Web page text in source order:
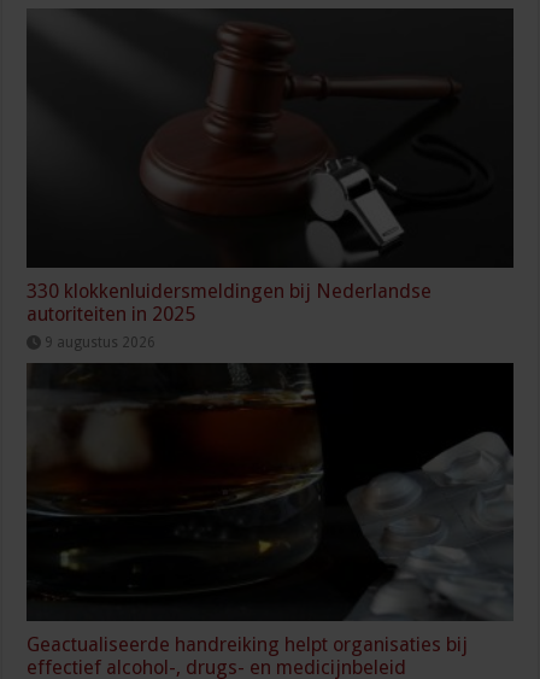
330 klokkenluidersmeldingen bij Nederlandse
autoriteiten in 2025
9 augustus 2026
Geactualiseerde handreiking helpt organisaties bij
effectief alcohol-, drugs- en medicijnbeleid